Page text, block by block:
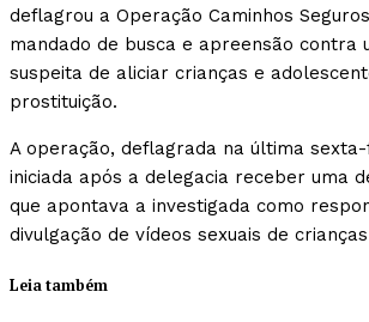
deflagrou a Operação Caminhos
mandado de busca e apreensão contra
suspeita de aliciar crianças e
prostituição.
A operação, deflagrada na última
iniciada após a delegacia receber uma
que apontava a investigada como
divulgação de vídeos sexuais de
Leia também